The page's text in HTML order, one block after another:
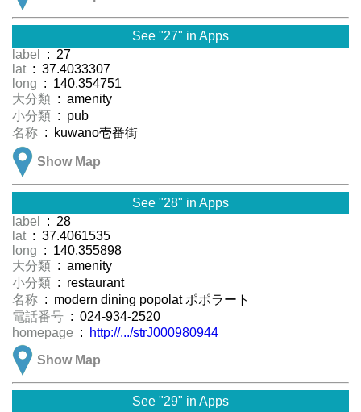
See "27" in Apps
label
: 27
lat : 37.4033307
long : 140.354751
大分類 : amenity
小分類 : pub
名称 : kuwano壱番街
Show Map
See "28" in Apps
label
: 28
lat : 37.4061535
long : 140.355898
大分類 : amenity
小分類 : restaurant
名称 : modern dining popolat ポポラート
電話番号 : 024-934-2520
homepage :
http://.../strJ000980944
Show Map
See "29" in Apps